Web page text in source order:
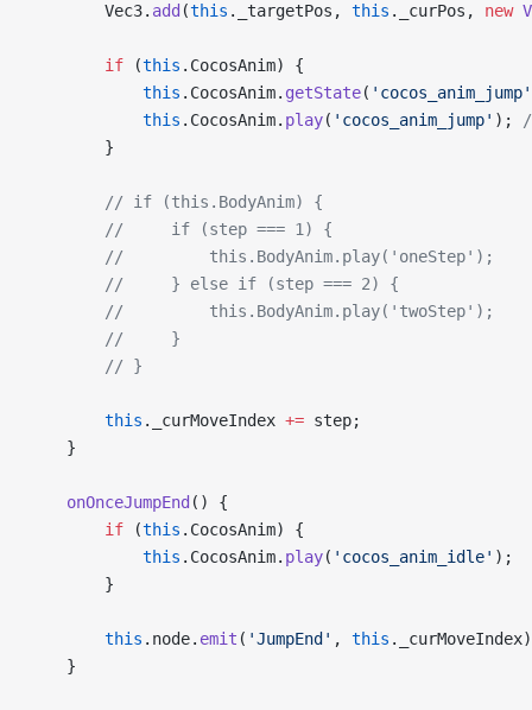
        Vec3.
add (this ._targetPos, this ._curPos, new
        if
(this .CocosAnim) {
            this
.CocosAnim. getState( 'cocos_anim_jump'
            this
.CocosAnim. play( 'cocos_anim_jump' );
        }
        // if (this.BodyAnim) {
        //     if (step === 1) {
        //         this.BodyAnim.play('oneStep');
        //     } else if (step === 2) {
        //         this.BodyAnim.play('twoStep');
        //     }
        // }
        this
._curMoveIndex += step;
    }
    onOnceJumpEnd
() {
        if
(this .CocosAnim) {
            this
.CocosAnim. play( 'cocos_anim_idle' );
        }
        this
.node. emit ( 'JumpEnd' , this
    }